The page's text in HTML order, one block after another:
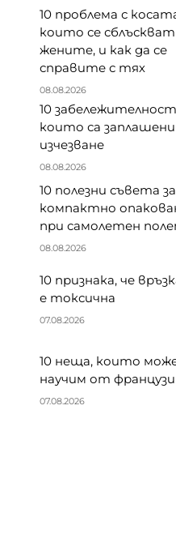
10 проблема с
които се сблъскват
жените, и как да се
справите с тях
08.08.2026
10
които са
изчезване
08.08.2026
10 полезни съвета за
компактно
при самолетен
08.08.2026
10 признака, че
е токсична
07.08.2026
10 неща, които
научим от
07.08.2026